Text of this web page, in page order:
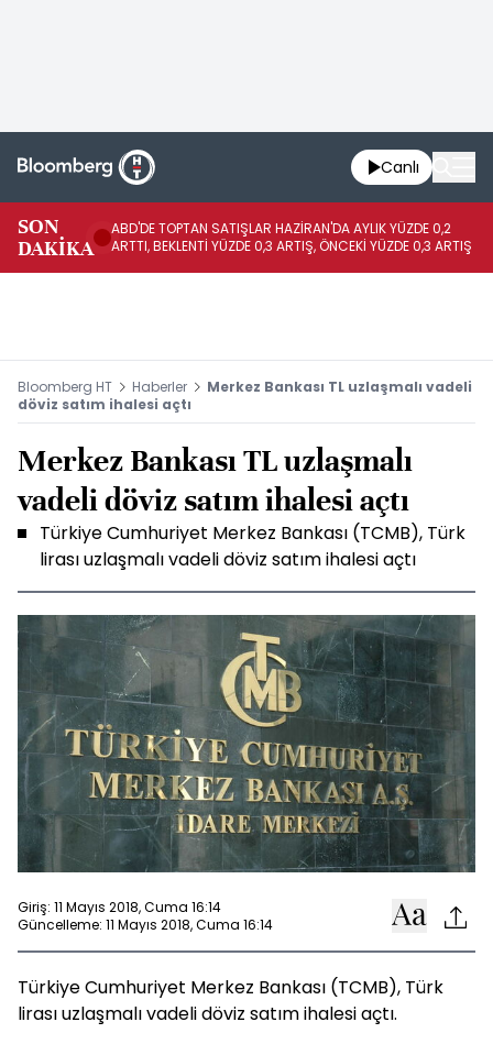
Canlı
SON
DAKİKA
ABD'DE TOPTAN SATIŞLAR HAZİRAN'DA AYLIK YÜZDE 0,2
ARTTI, BEKLENTİ YÜZDE 0,3 ARTIŞ, ÖNCEKİ YÜZDE 0,3 ARTIŞ
Bloomberg HT Haberler
Merkez Bankası TL uzlaşmalı vadeli
döviz satım ihalesi açtı
Merkez Bankası TL uzlaşmalı
vadeli döviz satım ihalesi açtı
Türkiye Cumhuriyet Merkez Bankası (TCMB), Türk
lirası uzlaşmalı vadeli döviz satım ihalesi açtı
Giriş: 11 Mayıs 2018, Cuma 16:14
Güncelleme: 11 Mayıs 2018, Cuma 16:14
Türkiye Cumhuriyet Merkez Bankası (TCMB), Türk
lirası uzlaşmalı vadeli döviz satım ihalesi açtı.